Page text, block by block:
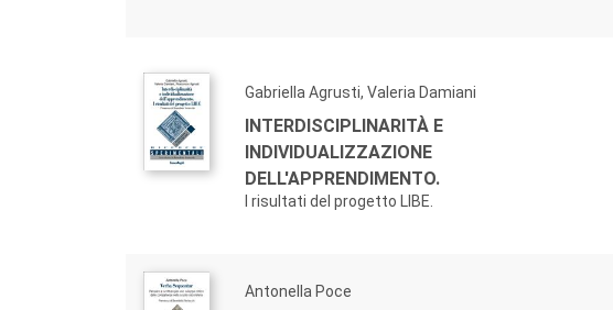
Gabriella Agrusti, Valeria Damiani
INTERDISCIPLINARITÀ E
INDIVIDUALIZZAZIONE
DELL'APPRENDIMENTO.
I risultati del progetto LIBE.
Antonella Poce